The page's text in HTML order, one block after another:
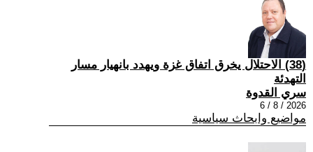
(38) الاحتلال يخرق اتفاق غزة ويهدد بانهيار مسار
التهدئة
سري القدوة
2026 / 8 / 6
مواضيع وابحاث سياسية